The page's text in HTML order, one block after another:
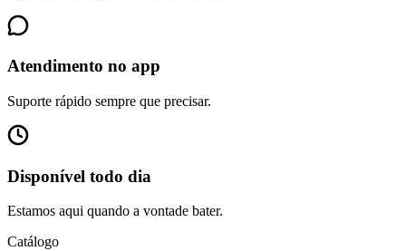
Atendimento no app
Suporte rápido sempre que precisar.
Disponível todo dia
Estamos aqui quando a vontade bater.
Catálogo